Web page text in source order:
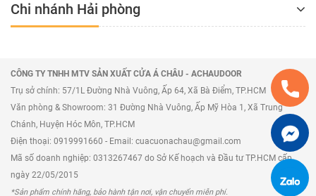
Chi nhánh Hải phòng
CÔNG TY TNHH MTV SẢN XUẤT CỬA Á CHÂU - ACHAUDOOR
Trụ sở chính: 57/1L Đường Nhà Vuông, Ấp 64, Xã Bà Điểm, TP.HCM
Văn phòng & Showroom: 31 Đường Nhà Vuông, Ấp Mỹ Hòa 1, Xã Trung
Chánh, Huyện Hóc Môn, TP.HCM
Điện thoại: 0919991660 - Email: cuacuonachau@gmail.com
Mã số doanh nghiệp: 0313267467 do Sở Kế hoạch và Đầu tư TP.HCM cấp
ngày 22/05/2015
*Sản phẩm chính hãng, bảo hành tận nơi, vận chuyển miễn phí.